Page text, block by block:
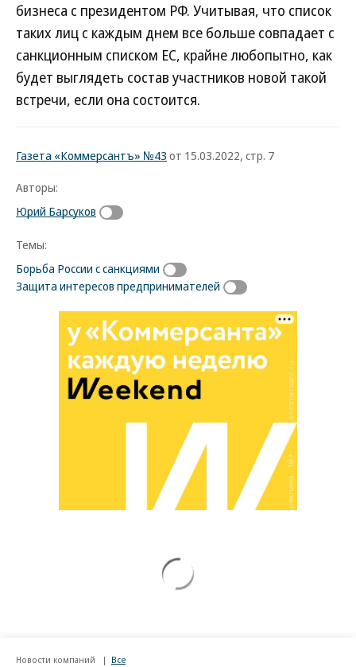
бизнеса с президентом РФ. Учитывая, что список
таких лиц с каждым днем все больше совпадает с
санкционным списком ЕС, крайне любопытно, как
будет выглядеть состав участников новой такой
встречи, если она состоится.
Газета «Коммерсантъ» №43 от 15.03.2022, стр. 7
Авторы:
Юрий Барсуков
Темы:
Борьба России с санкциями
Защита интересов предпринимателей
Новости компаний Все